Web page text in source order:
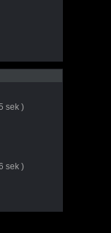
sek )
sek )